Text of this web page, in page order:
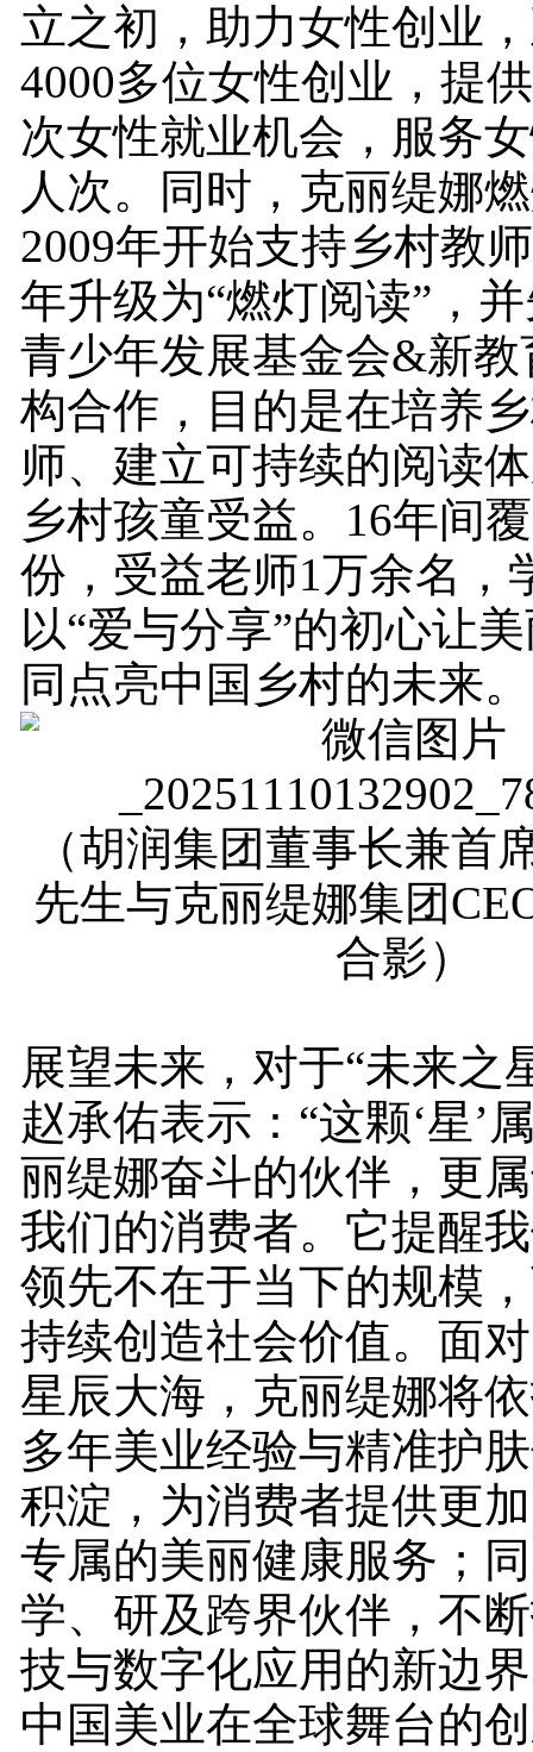
立之初，助力女性创业
4000多位女性创业，提
次女性就业机会，服务
人次。同时，克丽缇娜
2009年开始支持乡村教
年升级为“燃灯阅读”，
青少年发展基金会&新
构合作，目的是在培养
师、建立可持续的阅读
乡村孩童受益。16年间
份，受益老师1万余名，
以“爱与分享”的初心让
同点亮中国乡村的未来。
（胡润集团董事长兼首
先生与克丽缇娜集团
合影）
展望未来，对于“未来之
赵承佑表示：“这颗‘星’
丽缇娜奋斗的伙伴，更
我们的消费者。它提醒
领先不在于当下的规模
持续创造社会价值。面
星辰大海，克丽缇娜将
多年美业经验与精准护
积淀，为消费者提供更
专属的美丽健康服务；
学、研及跨界伙伴，不
技与数字化应用的新边
中国美业在全球舞台的